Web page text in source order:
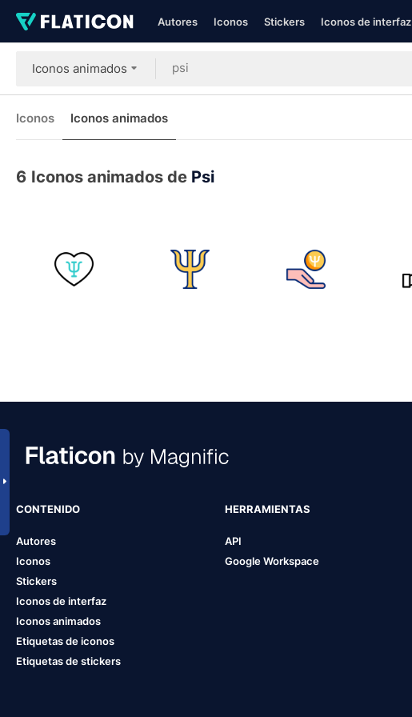
Autores Iconos Stickers Iconos de interfaz
Iconos animados
Iconos Iconos animados
6 Iconos animados de Psi
CONTENIDO
Autores
Iconos
Stickers
Iconos de interfaz
Iconos animados
Etiquetas de iconos
Etiquetas de stickers
HERRAMIENTAS
API
Google Workspace